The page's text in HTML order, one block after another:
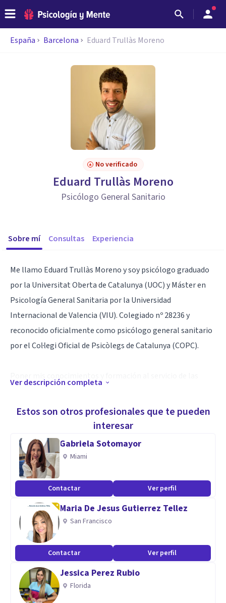
España Barcelona Eduard Trullàs Moreno
No verificado
Eduard Trullàs Moreno
Psicólogo General Sanitario
Sobre mí Consultas Experiencia
Me llamo Eduard Trullàs Moreno y soy psicólogo graduado
por la Universitat Oberta de Catalunya (UOC) y Máster en
Psicología General Sanitaria por la Universidad
Internacional de Valencia (VIU). Colegiado nº 28236 y
reconocido oficialmente como psicólogo general sanitario
por el Col·legi Oficial de Psicòlegs de Catalunya (COPC).
profesional, adquiriendo un alto conocimiento del
compromiso y de la responsabilidad que conlleva el trato
con las personas.
Especialidad
Mi formación está orientada en la terapia cognitivo-
conductual, siendo el enfoque de referencia en la actualidad
y permitiendo intervenir sobre una amplia variedad de
trastornos, tanto del comportamiento, como
emocionales. Así pues, permite intervenir de forma efectiva
en trastornos como la depresión, la ansiedad o el estrés.
Ver descripción completa
Estos son otros profesionales que te pueden
interesar
Gabriela Sotomayor
Miami
Contactar Ver perfil
Maria De Jesus Gutierrez Tellez
San Francisco
Contactar Ver perfil
Jessica Perez Rubio
Florida